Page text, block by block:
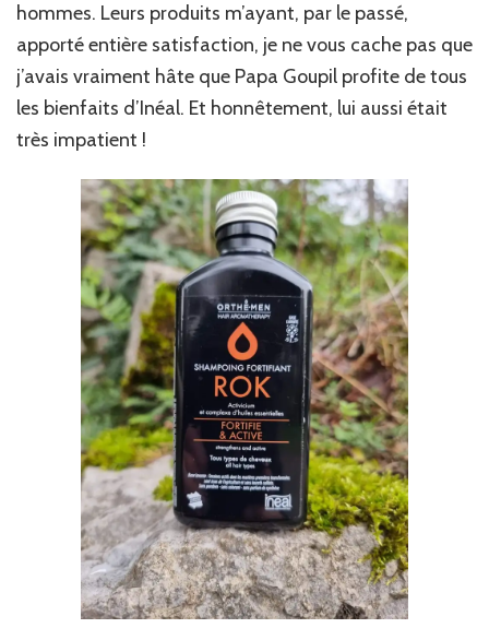
hommes. Leurs produits m’ayant, par le passé,
apporté entière satisfaction, je ne vous cache pas que
j’avais vraiment hâte que Papa Goupil profite de tous
les bienfaits d’Inéal. Et honnêtement, lui aussi était
très impatient !